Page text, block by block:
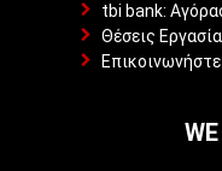
tbi bank:
Θέσεις